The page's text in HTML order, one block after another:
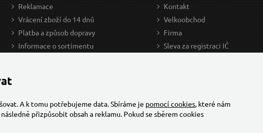
Reklamace
Vrácení zboží do 14 dnů
Platba a způsob dopravy
Informace o sortimentu
Kontakt
Velkoobchod
Firma
Sleva za registraci IČ
A k tomu potřebujeme data. Sbíráme je pomocí cookies, které nám
přizpůsobit obsah a reklamu. Pokud se sběrem cookies